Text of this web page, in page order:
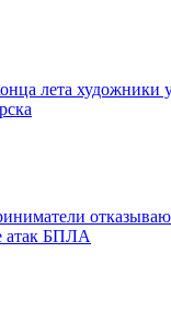
лета художники
атак БПЛА